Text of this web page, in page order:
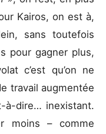
Kairos, on est à,
sans toutefois
pour gagner plus,
c’est qu’on ne
travail augmentée
à-dire… inexistant.
moins – comme